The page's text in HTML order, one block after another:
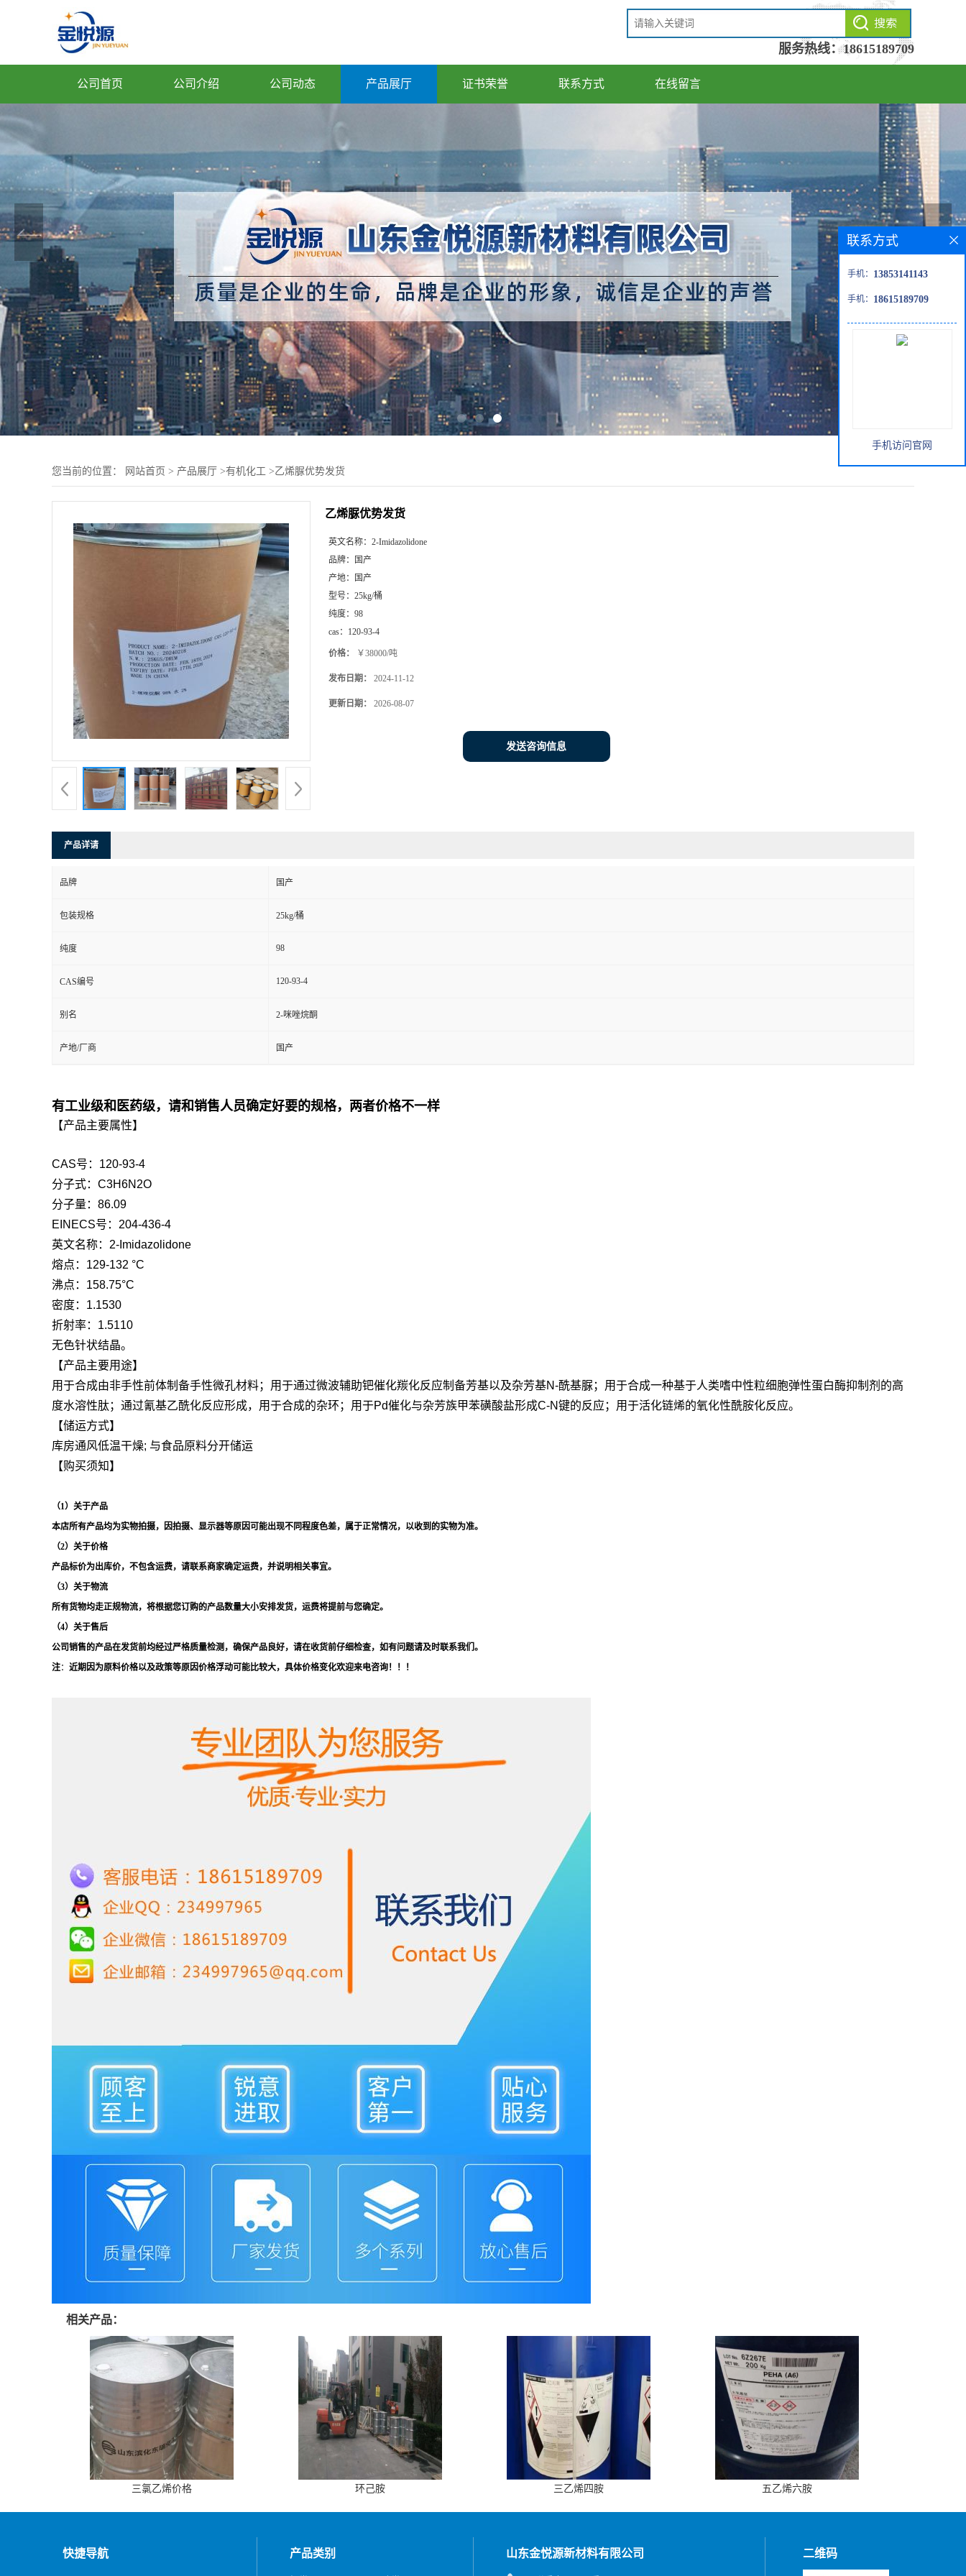
服务热线：18615189709
公司首页 公司介绍 公司动态 产品展厅 证书荣誉 联系方式 在线留言
您当前的位置： 网站首页 > 产品展厅 >有机化工 >乙烯脲优势发货
乙烯脲优势发货
英文名称： 2-Imidazolidone
品牌：
国产
产地：
国产
型号： 25kg/桶
纯度： 98
cas： 120-93-4
价格： ￥38000/吨
发布日期： 2024-11-12
更新日期： 2026-08-07
发送咨询信息
产品详请
品牌 国产
包装规格 25kg/桶
纯度 98
CAS编号 120-93-4
别名 2-咪唑烷酮
产地/厂商 国产
有工业级和医药级，请和销售人员确定好要的规格，两者价格不一样
【产品主要属性】
CAS号：120-93-4
分子式：C3H6N2O
分子量：86.09
EINECS号：204-436-4
英文名称：2-Imidazolidone
熔点：129-132 °C
沸点：158.75°C
密度：1.1530
折射率：1.5110
无色针状结晶。
【产品主要用途】
用于合成由非手性前体制备手性微孔材料；用于通过微波辅助钯催化羰化反应制备芳基以及杂芳基N-酰基脲；用于合成一种基于人类嗜中性粒细胞弹性蛋白酶抑制剂的高
度水溶性肽；通过氰基乙酰化反应形成，用于合成的杂环；用于Pd催化与杂芳族甲苯磺酸盐形成C-N键的反应；用于活化链烯的氧化性酰胺化反应。
【储运方式】
库房通风低温干燥; 与食品原料分开储运
【购买须知】
（1）关于产品
本店所有产品均为实物拍摄，因拍摄、显示器等原因可能出现不同程度色差，属于正常情况，以收到的实物为准。
（2）关于价格
产品标价为出库价，不包含运费，请联系商家确定运费，并说明相关事宜。
（3）关于物流
所有货物均走正规物流，将根据您订购的产品数量大小安排发货，运费将提前与您确定。
（4）关于售后
公司销售的产品在发货前均经过严格质量检测，确保产品良好，请在收货前仔细检查，如有问题请及时联系我们。
注： 近期因为原料价格以及政策等原因价格浮动可能比较大，具体价格变化欢迎来电咨询！！！
相关产品：
三氯乙烯价格 环己胺 三乙烯四胺 五乙烯六胺
联系方式
手机： 13853141143
手机： 18615189709
手机访问官网
快捷导航 产品类别 山东金悦源新材料有限公司 二维码